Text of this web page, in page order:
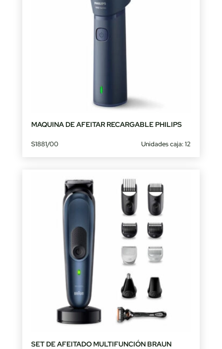
MAQUINA DE AFEITAR RECARGABLE PHILIPS
S1881/00 Unidades caja: 12
SET DE AFEITADO MULTIFUNCIÓN BRAUN